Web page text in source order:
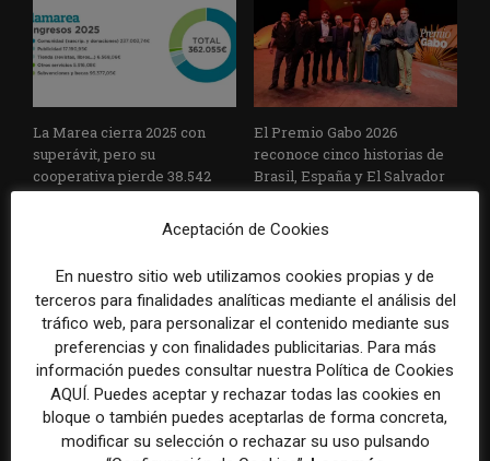
La Marea cierra 2025 con
superávit, pero su
cooperativa pierde 38.542
El Premio Gabo 2026
reconoce cinco historias de
Brasil, España y El Salvador
la violencia
Radio Televisión Madrid
establece un sistema de
ADEPA crea un premio
especial para la mejor
Aceptación de Cookies
En nuestro sitio web utilizamos cookies propias y de
terceros para finalidades analíticas mediante el análisis del
tráfico web, para personalizar el contenido mediante sus
preferencias y con finalidades publicitarias. Para más
información puedes consultar nuestra Política de Cookies
AQUÍ. Puedes aceptar y rechazar todas las cookies en
bloque o también puedes aceptarlas de forma concreta,
modificar su selección o rechazar su uso pulsando